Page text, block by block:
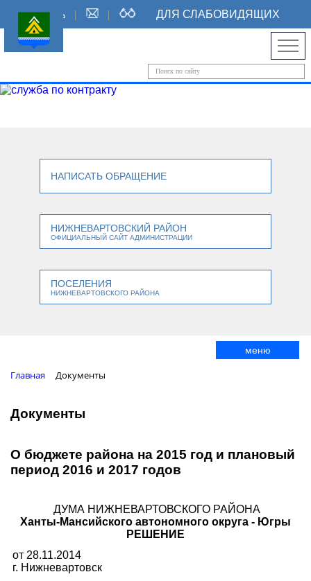
ДЛЯ СЛАБОВИДЯЩИХ
НАПИСАТЬ ОБРАЩЕНИЕ
НИЖНЕВАРТОВСКИЙ РАЙОН
ОФИЦИАЛЬНЫЙ САЙТ АДМИНИСТРАЦИИ
ПОСЕЛЕНИЯ
НИЖНЕВАРТОВСКОГО РАЙОНА
меню
Главная Документы
Документы
О бюджете района на 2015 год и плановый
период 2016 и 2017 годов
ДУМА НИЖНЕВАРТОВСКОГО РАЙОНА
Ханты-Мансийского автономного округа - Югры
РЕШЕНИЕ
от 28.11.2014
г. Нижневартовск